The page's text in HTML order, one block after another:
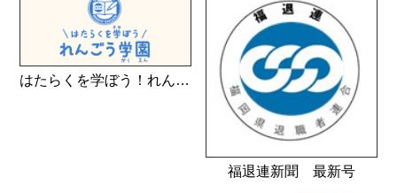
はたらくを学ぼう！れんごう学園
福退連新聞 最新号